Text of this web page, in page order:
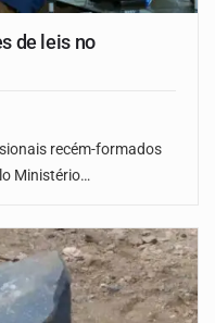
de leis no
recém-formados
Ministério…